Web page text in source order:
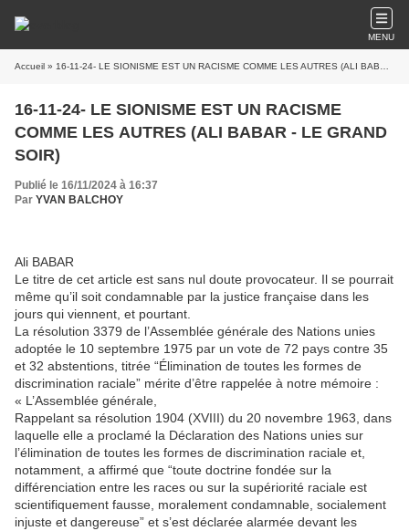
MENU
Accueil » 16-11-24- LE SIONISME EST UN RACISME COMME LES AUTRES (ALI BABAR - LE GRAND SOIR)
16-11-24- LE SIONISME EST UN RACISME
COMME LES AUTRES (ALI BABAR - LE GRAND
SOIR)
Publié le 16/11/2024 à 16:37
Par YVAN BALCHOY
Ali BABAR
Le titre de cet article est sans nul doute provocateur. Il se pourrait
même qu’il soit condamnable par la justice française dans les
jours qui viennent, et pourtant.
La résolution 3379 de l’Assemblée générale des Nations unies
adoptée le 10 septembre 1975 par un vote de 72 pays contre 35
et 32 abstentions, titrée “Élimination de toutes les formes de
discrimination raciale” mérite d’être rappelée à notre mémoire :
« L’Assemblée générale,
Rappelant sa résolution 1904 (XVIII) du 20 novembre 1963, dans
laquelle elle a proclamé la Déclaration des Nations unies sur
l’élimination de toutes les formes de discrimination raciale et,
notamment, a affirmé que “toute doctrine fondée sur la
différenciation entre les races ou sur la supériorité raciale est
scientifiquement fausse, moralement condamnable, socialement
injuste et dangereuse” et s’est déclarée alarmée devant les